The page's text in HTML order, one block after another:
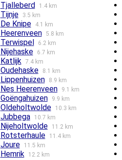
Tjalleberd
1.4 km
Tijnje 3.5 km
De Knipe 4.1 km
Heerenveen 5.8 km
Terwispel 6.2 km
Nijehaske 6.7 km
Katlijk 7.4 km
Oudehaske 8.1 km
Lippenhuizen 8.9 km
Nes Heerenveen 9.1 km
Goëngahuizen 9.9 km
Oldeholtwolde 10.3 km
Jubbega 10.7 km
Nijeholtwolde 11.2 km
Rotsterhaule 11.4 km
Joure 11.5 km
Hemrik 12.2 km